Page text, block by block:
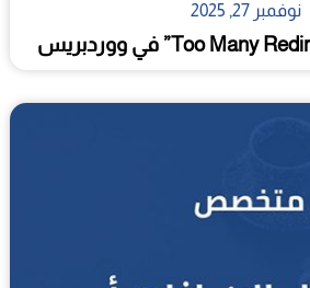
نوفمبر 27, 2025